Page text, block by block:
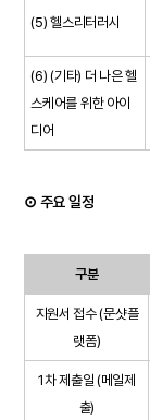
(5) 헬스리터러시
(6) (기타) 더 나은 헬
스케어를 위한 아이
디어
⊙ 주요 일정
구분
지원서 접수 (문샷플
랫폼)
1차 제출일 (메일제
출)